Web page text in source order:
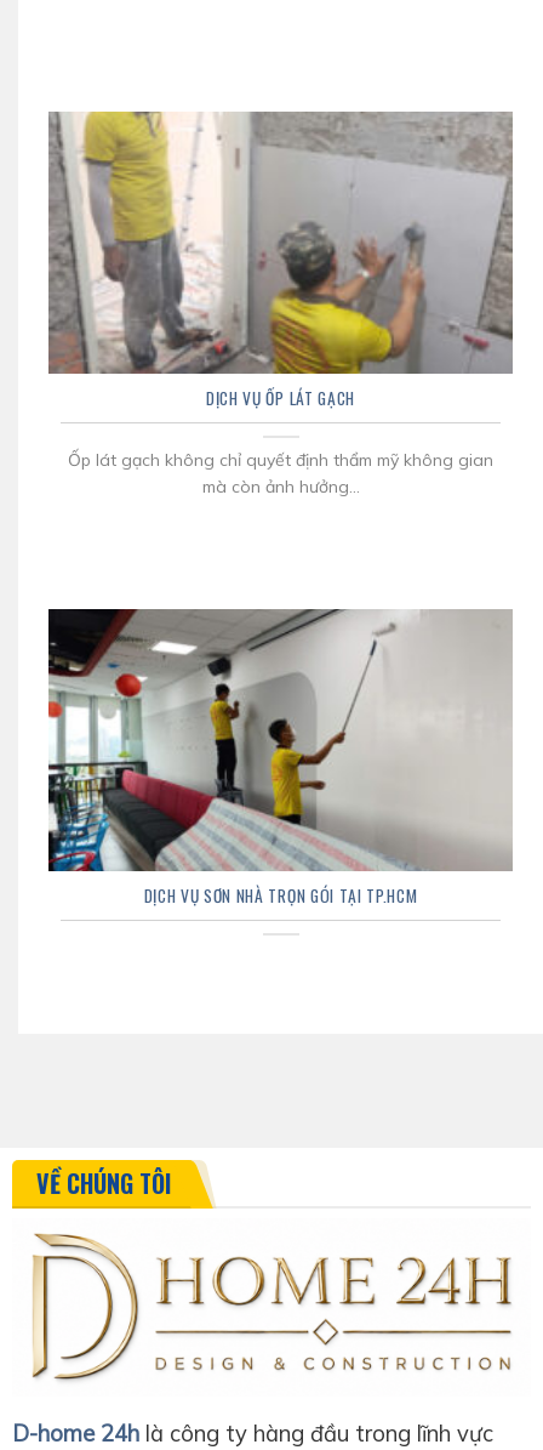
DỊCH VỤ ỐP LÁT GẠCH
Ốp lát gạch không chỉ quyết định thẩm mỹ không gian
mà còn ảnh hưởng...
DỊCH VỤ SƠN NHÀ TRỌN GÓI TẠI TP.HCM
VỀ CHÚNG TÔI
D-home 24h là công ty hàng đầu trong lĩnh vực